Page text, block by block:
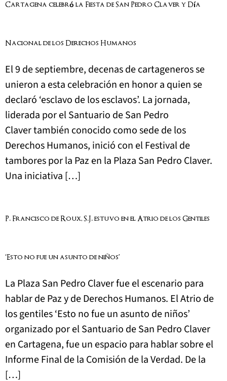
Cartagena celebró la Fiesta de San Pedro Claver y Día
Nacional de los Derechos Humanos
El 9 de septiembre, decenas de cartageneros se
unieron a esta celebración en honor a quien se
declaró ‘esclavo de los esclavos’. La jornada,
liderada por el Santuario de San Pedro
Claver también conocido como sede de los
Derechos Humanos, inició con el Festival de
tambores por la Paz en la Plaza San Pedro Claver.
Una iniciativa […]
P. Francisco de Roux, S.J. estuvo en el Atrio de los Gentiles
‘Esto no fue un asunto de niños’
La Plaza San Pedro Claver fue el escenario para
hablar de Paz y de Derechos Humanos. El Atrio de
los gentiles ‘Esto no fue un asunto de niños’
organizado por el Santuario de San Pedro Claver
en Cartagena, fue un espacio para hablar sobre el
Informe Final de la Comisión de la Verdad. De la
[…]